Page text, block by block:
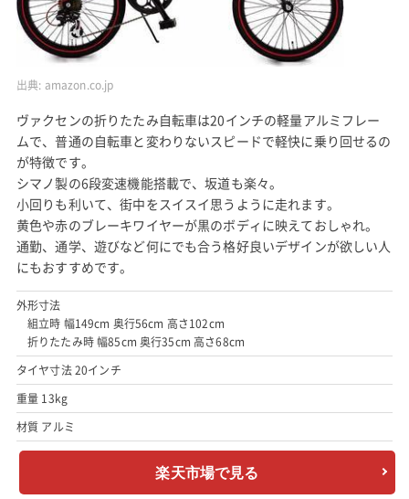
出典: amazon.co.jp
ヴァクセンの折りたたみ自転車は20インチの軽量アルミフレー
ムで、普通の自転車と変わりないスピードで軽快に乗り回せるの
が特徴です。
シマノ製の6段変速機能搭載で、坂道も楽々。
小回りも利いて、街中をスイスイ思うように走れます。
黄色や赤のブレーキワイヤーが黒のボディに映えておしゃれ。
通勤、通学、遊びなど何にでも合う格好良いデザインが欲しい人
にもおすすめです。
外形寸法
組立時 幅149cm 奥行56cm 高さ102cm
折りたたみ時 幅85cm 奥行35cm 高さ68cm
タイヤ寸法 20インチ
重量 13kg
材質 アルミ
楽天市場で見る